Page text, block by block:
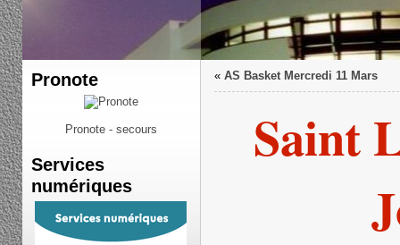
Pronote
Pronote - secours
Services
numériques
« AS Basket Mercredi 11 Mars
Saint